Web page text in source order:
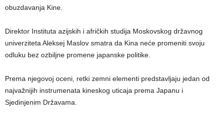
obuzdavanja Kine.
Direktor Instituta azijskih i afričkih studija Moskovskog državnog
univerziteta Aleksej Maslov smatra da Kina neće promeniti svoju
odluku bez ozbiljne promene japanske politike.
Prema njegovoj oceni, retki zemni elementi predstavljaju jedan od
najvažnijih instrumenata kineskog uticaja prema Japanu i
Sjedinjenim Državama.